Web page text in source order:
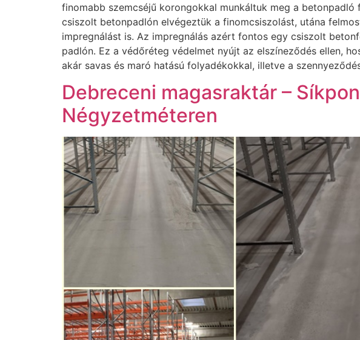
finomabb szemcséjű korongokkal munkáltuk meg a
csiszolt betonpadlón elvégeztük a finomcsiszolást, utána
impregnálást is. Az impregnálás azért fontos egy csiszolt
padlón. Ez a védőréteg védelmet nyújt az elszíneződés ellen,
akár savas és maró hatású folyadékokkal, illetve a
Debreceni magasraktár –
Négyzetméteren